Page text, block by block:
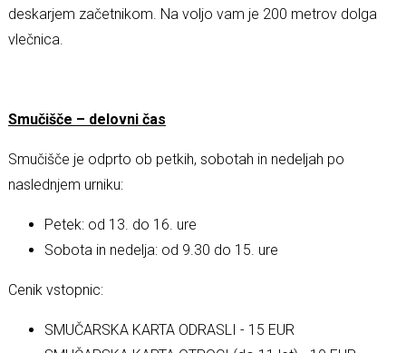
deskarjem začetnikom. Na voljo vam je 200 metrov dolga
vlečnica.
Smučišče – delovni čas
Smučišče je odprto ob petkih, sobotah in nedeljah po
naslednjem urniku:
Petek: od 13. do 16. ure
Sobota in nedelja: od 9.30 do 15. ure
Cenik vstopnic:
SMUČARSKA KARTA ODRASLI - 15 EUR